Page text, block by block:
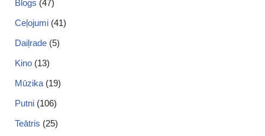
Blogs (47)
Ceļojumi (41)
Daiļrade (5)
Kino (13)
Mūzika (19)
Putni (106)
Teātris (25)